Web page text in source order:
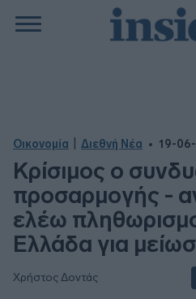
Οικονομία Διεθνή Νέα 19-
Κρίσιμος ο
προσαρμογής -
ελέω
Ελλάδα για
Χρήστος Δοντάς